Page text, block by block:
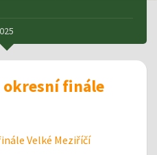
okresní finále
Velké Meziříčí